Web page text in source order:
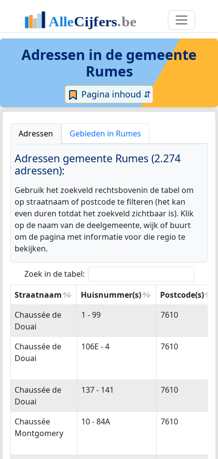
Adressen in de gemeente
Rumes
Pagina inhoud ⇵
Adressen Gebieden in Rumes
Adressen gemeente Rumes (2.274
adressen):
Gebruik het zoekveld rechtsbovenin de tabel om
op straatnaam of postcode te filteren (het kan
even duren totdat het zoekveld zichtbaar is). Klik
op de naam van de deelgemeente, wijk of buurt
om de pagina met informatie voor die regio te
bekijken.
Zoek in de tabel:
Straatnaam
Huisnummer(s)
Postcode(s)
Straatnaam
Huisnummer(s) Postcode(s)
Chaussée de
Douai
1 - 99 7610
Chaussée de
Douai
106E - 4 7610
Chaussée de
Douai
137 - 141 7610
Chaussée
Montgomery
10 - 84A 7610